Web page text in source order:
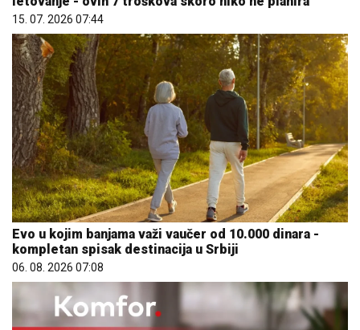
15. 07. 2026 07:44
Evo u kojim banjama važi vaučer od 10.000 dinara -
kompletan spisak destinacija u Srbiji
06. 08. 2026 07:08